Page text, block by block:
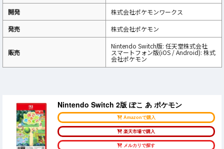
開発
株式会社ポケモンワークス
発売
株式会社ポケモン
販売
Nintendo Switch版: 任天堂株式会社
スマートフォン版(iOS / Android): 株式
会社ポケモン
Nintendo Switch 2版 ぽこ あ ポケモン
Amazonで購入
楽天市場で購入
メルカリで探す